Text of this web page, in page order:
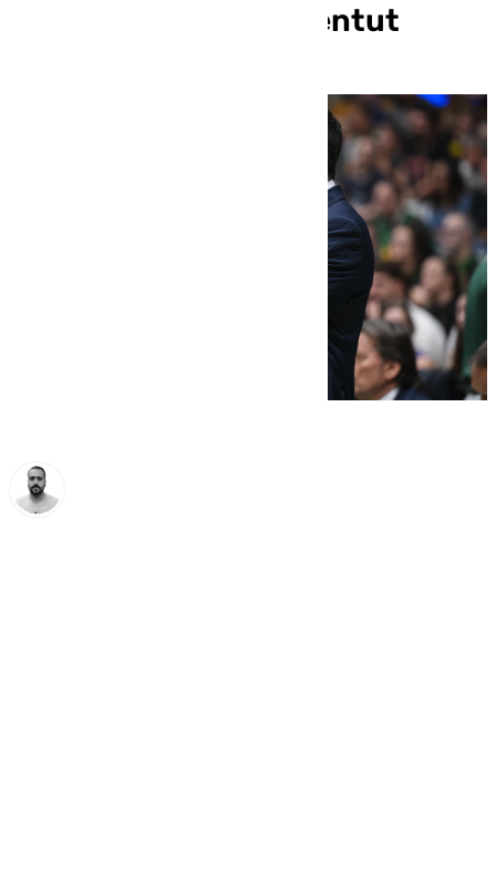
sufriendo» ante Joventut